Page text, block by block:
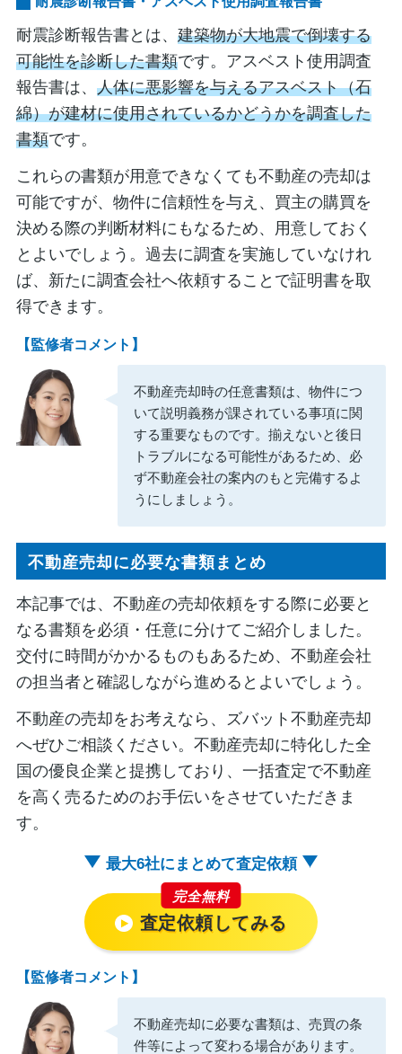
耐震診断報告書とは、 建築物が大地震で倒壊する
可能性を診断した書類です。アスベスト使用調査
報告書は、 人体に悪影響を与えるアスベスト（石
綿）が建材に使用されているかどうかを調査した
書類です。
これらの書類が用意できなくても不動産の売却は
可能ですが、物件に信頼性を与え、買主の購買を
決める際の判断材料にもなるため、用意しておく
とよいでしょう。過去に調査を実施していなけれ
ば、新たに調査会社へ依頼することで証明書を取
得できます。
【監修者コメント】
不動産売却時の任意書類は、物件につ
いて説明義務が課されている事項に関
する重要なものです。揃えないと後日
トラブルになる可能性があるため、必
ず不動産会社の案内のもと完備するよ
うにしましょう。
不動産売却に必要な書類まとめ
本記事では、不動産の売却依頼をする際に必要と
なる書類を必須・任意に分けてご紹介しました。
交付に時間がかかるものもあるため、不動産会社
の担当者と確認しながら進めるとよいでしょう。
不動産の売却をお考えなら、ズバット不動産売却
へぜひご相談ください。不動産売却に特化した全
国の優良企業と提携しており、一括査定で不動産
を高く売るためのお手伝いをさせていただきま
す。
最大6社にまとめて査定依頼
査定依頼してみる
完全無料
【監修者コメント】
不動産売却に必要な書類は、売買の条
件等によって変わる場合があります。